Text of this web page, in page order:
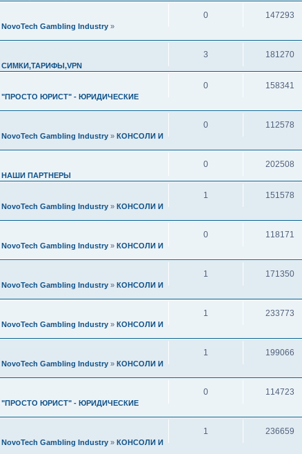
NovoTech Gambling Industry »
0 147293
СИМКИ,ТАРИФЫ,VPN
3 181270
"ПРОСТО ЮРИСТ" - ЮРИДИЧЕСКИЕ
0 158341
NovoTech Gambling Industry » КОНСОЛИ И
0 112578
НАШИ ПАРТНЕРЫ
0 202508
NovoTech Gambling Industry » КОНСОЛИ И
1 151578
NovoTech Gambling Industry » КОНСОЛИ И
0 118171
NovoTech Gambling Industry » КОНСОЛИ И
1 171350
NovoTech Gambling Industry » КОНСОЛИ И
1 233773
NovoTech Gambling Industry » КОНСОЛИ И
1 199066
"ПРОСТО ЮРИСТ" - ЮРИДИЧЕСКИЕ
0 114723
NovoTech Gambling Industry » КОНСОЛИ И
1 236659